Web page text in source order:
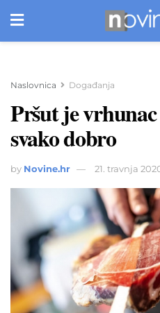
Naslovnica Događanja
Pršut je
svako dobro
by Novine.hr 21. travnja